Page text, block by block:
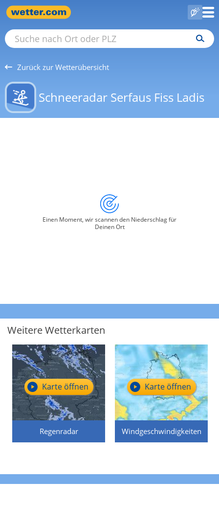
Zurück zur Wetterübersicht
Schneeradar Serfaus Fiss Ladis
Einen Moment, wir scannen den Niederschlag für
Deinen Ort
Weitere Wetterkarten
Regenradar
Karte öffnen
Windgeschwindigkeiten
Karte öffnen